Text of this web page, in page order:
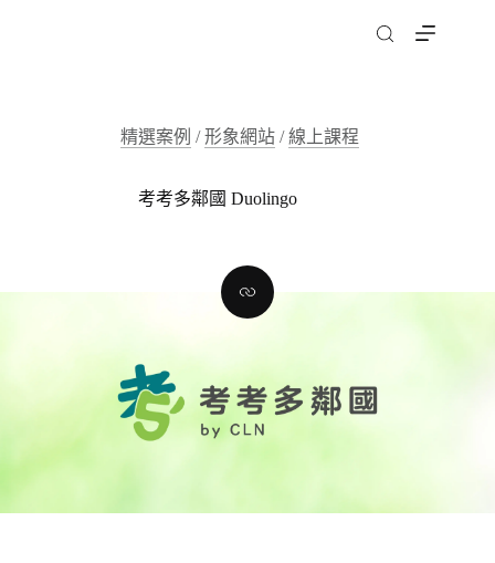
精選案例 /形象網站 /線上課程
考考多鄰國 Duolingo